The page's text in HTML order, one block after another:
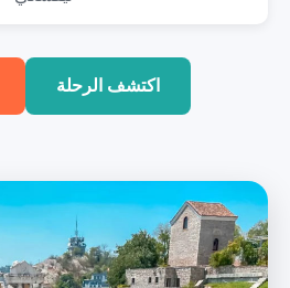
اكتشف الرحلة